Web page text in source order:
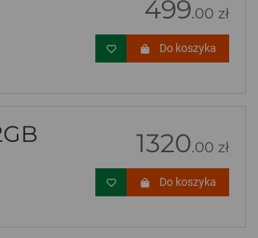
499.00 zł
Do koszyka
1320.00 zł
Do koszyka